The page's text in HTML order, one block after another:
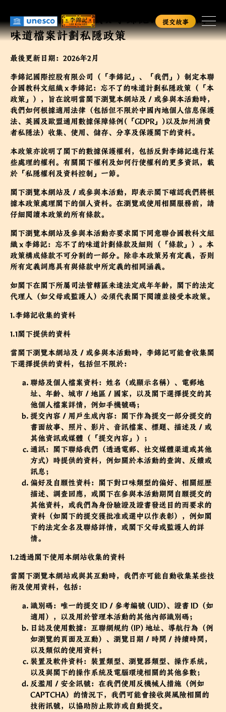
主
內
提交故事
首頁
查詢進度
English 简 繁
聯合國教科文組織 x 李錦記：忘不了的
味道檔案計劃私隱政策
最後更新日期：2026年2月
李錦記國際控股有限公司（「李錦記」、「我們 」）制定本聯
合國教科文組織 x 李錦記：忘不了的味道計劃私隱政策（「本
政策」），旨在說明當閣下瀏覽本網站及／或參與本活動時，
我們如何根據適用法律（包括但不限於中國內地個人信息保護
法、英國及歐盟通用數據保障條例(「GDPR」)以及加州消費
者私隱法）收集、使用、儲存、分享及保護閣下的資料。
本政策亦說明了閣下的數據保護權利，包括反對李錦記進行某
些處理的權利。有關閣下權利及如何行使權利的更多資訊，載
於「私隱權利及資料控制」一節。
閣下瀏覽本網站及／或參與本活動，即表示閣下確認我們將根
據本政策處理閣下的個人資料。在瀏覽或使用相關服務前，請
仔細閱讀本政策的所有條款。
閣下瀏覽本網站及參與本活動亦要求閣下同意聯合國教科文組
織 x 李錦記：忘不了的味道計劃條款及細則 （「條款 」）。本
政策構成條款不可分割的一部分。除非本政策另有定義，否則
所有定義詞應具有與條款中所定義的相同涵義。
如閣下在閣下所屬司法管轄區未達法定成年年齡，閣下的法定
代理人（如父母或監護人）必須代表閣下閱讀並接受本政策。
1.李錦記收集的資料
1.1閣下提供的資料
當閣下瀏覽本網站及／或參與本活動時，李錦記可能會收集閣
下選擇提供的資料，包括但不限於：
聯絡及個人檔案資料：姓名（或顯示名稱）、電郵地
址、年齡、城市／地區／國家，以及閣下選擇提交的其
他個人檔案詳情，例如手機號碼；
提交內容／用戶生成內容：閣下作為提交一部分提交的
書面故事、照片、影片、音訊檔案、標題、描述及／或
其他資訊或媒體（「提交內容」）；
通訊：閣下聯絡我們（透過電郵、社交媒體渠道或其他
方式）時提供的資料，例如關於本活動的查詢、反饋或
訊息；
偏好及自願性資料：閣下對口味類型的偏好、相關經歷
描述、調查回應，或閣下在參與本活動期間自願提交的
其他資料，或我們為身份驗證及證書發送目的而要求的
資料（如閣下的提交獲批准或選中以作表彰），例如閣
下的法定全名及聯絡詳情，或閣下父母或監護人的詳
情。
1.2透過閣下使用本網站收集的資料
當閣下瀏覽本網站或與其互動時，我們亦可能自動收集某些技
術及使用資料，包括：
識別碼：唯一的提交 ID／參考編號 (UID)、證書 ID（如
適用），以及用於管理本活動的其他內部識別碼；
日誌及使用數據：互聯網規約 (IP) 地址、導航行為（例
如瀏覽的頁面及互動）、瀏覽日期／時間／持續時間，
以及類似的使用資料；
裝置及軟件資料：裝置類型、瀏覽器類型、操作系統，
以及與閣下的操作系統及電腦環境相關的其他參數；
反濫用／安全訊號：在我們使用反機械人措施（例如
CAPTCHA）的情況下，我們可能會接收與風險相關的
技術訊號，以協助防止欺詐或自動提交。